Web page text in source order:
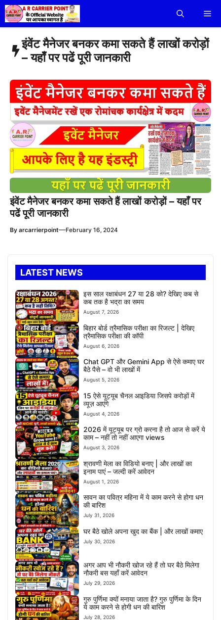
Skip
to
content
इंवेंट मैनेजर बनकर कमा सकते हैं लाखों करोड़ों
– यहाँ पर पढें पूरी जानकारी
इंवेंट मैनेजर बनकर कमा सकते हैं लाखों करोड़ों – यहाँ पर
पढें पूरी जानकारी
By arcarrierpoint—February 16, 2024
LATEST NEWS
इस साल रक्षाबंधन 27 या 28 को? देखिए कब से
कब तक है भद्रा का समय
August 7, 2026
बिहार बोर्ड त्रैमासिक परीक्षा का रिजल्ट | देखिए
त्रैमासिक परीक्षा की कॉपी
August 6, 2026
Chat GPT और Gemini App से ऐसे कमाए घर
बैठे पैसे – वो भी लाखों में
August 5, 2026
15 ऐसे यूट्यूब चैनल आइडिया जिसपे करोड़ों में
व्यूज़ आएंगे
August 4, 2026
2026 में यूट्यूब पर ग्रो करना है तो आज से करें ये
काम – नहीं तो नहीं आएगा views
August 3, 2026
श्रावणी मेला का विडियो बनाए | और लाखों का
इनाम पाएं – जल्दी करें आवेदन
August 1, 2026
सावन का पवित्र महिना में ये काम करने से होगा धन
की बारिश
July 31, 2026
घर बैठे खोले अपना खुद का बैंक | और लाखों कमाए
July 30, 2026
अगर आप भी नौकरी खोज रहे हैं तो घर बैठे मिलेगा
नौकरी बस यहाँ करें आवेदन
July 29, 2026
गुरु पुर्णिमा क्यों मनाया जाता है? गुरु पुर्णिमा के दिन
ये काम करने से होगी धन की बारिश
July 28, 2026